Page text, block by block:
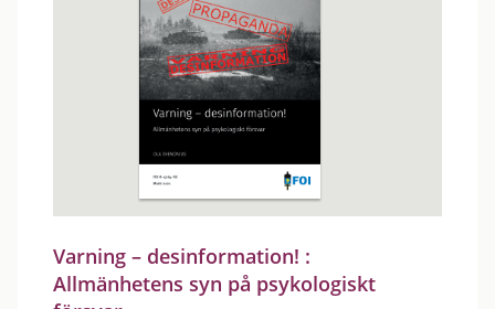
Varning – desinformation! :
Allmänhetens syn på psykologiskt